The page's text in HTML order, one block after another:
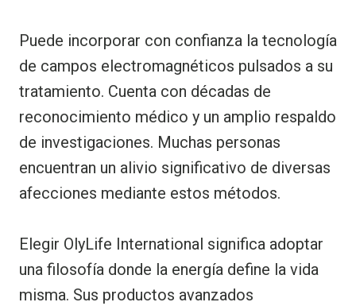
Puede incorporar con confianza la tecnología
de campos electromagnéticos pulsados a su
tratamiento. Cuenta con décadas de
reconocimiento médico y un amplio respaldo
de investigaciones. Muchas personas
encuentran un alivio significativo de diversas
afecciones mediante estos métodos.
Elegir OlyLife International significa adoptar
una filosofía donde la energía define la vida
misma. Sus productos avanzados